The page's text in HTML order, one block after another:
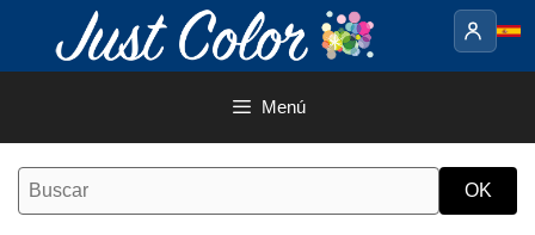
contenido
Menú